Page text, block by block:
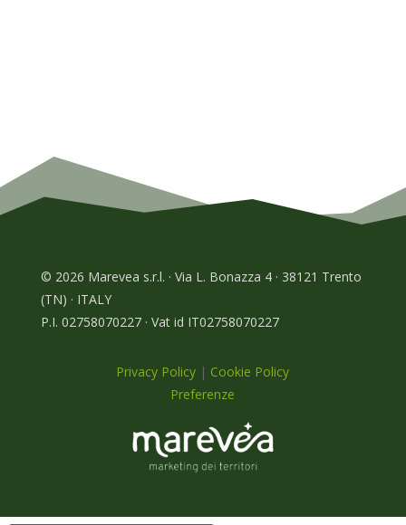
© 2026 Marevea s.r.l. · Via L. Bonazza 4 · 38121 Trento
(TN) · ITALY
P.I. 02758070227 · Vat id IT02758070227
Privacy Policy | Cookie Policy
Preferenze